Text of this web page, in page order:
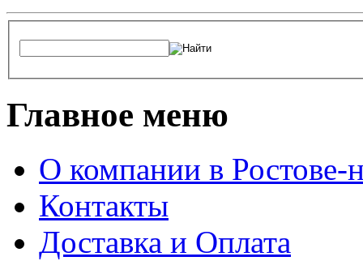
Главное меню
О компании в Ростове-
Контакты
Доставка и Оплата